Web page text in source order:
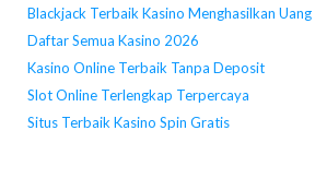
Blackjack Terbaik Kasino Menghasilkan Uang
Daftar Semua Kasino 2026
Kasino Online Terbaik Tanpa Deposit
Slot Online Terlengkap Terpercaya
Situs Terbaik Kasino Spin Gratis